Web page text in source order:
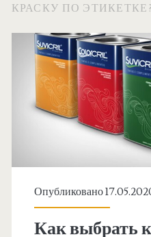
КРАСКУ ПО
Опубликовано
Как выбрать